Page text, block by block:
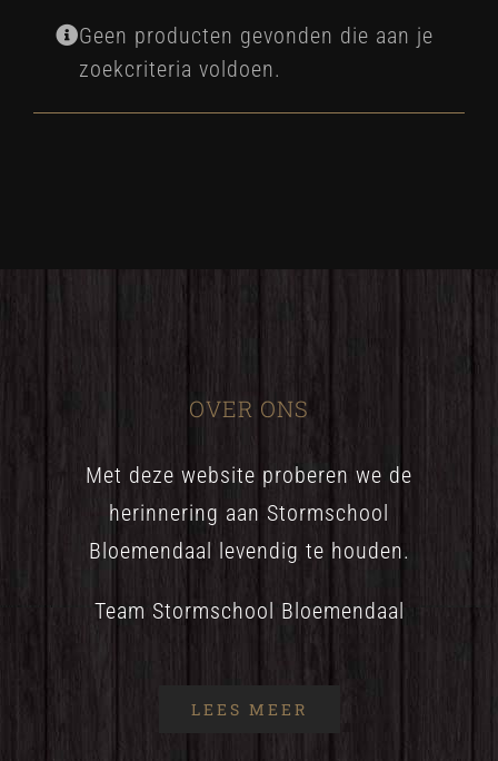
Geen producten gevonden die aan je
zoekcriteria voldoen.
OVER ONS
Met deze website proberen we de
herinnering aan Stormschool
Bloemendaal levendig te houden.
Team Stormschool Bloemendaal
LEES MEER